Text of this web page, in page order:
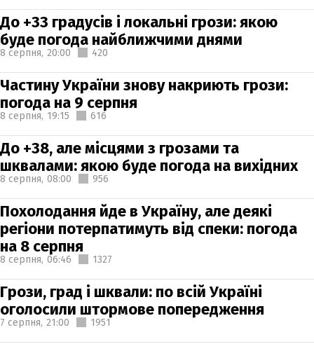
До +33 градусів і локальні грози: якою
буде погода найближчими днями
8 серпня, 20:00 420
Частину України знову накриють грози:
погода на 9 серпня
8 серпня, 19:15 616
До +38, але місцями з грозами та
шквалами: якою буде погода на вихідних
8 серпня, 08:00 956
Похолодання йде в Україну, але деякі
регіони потерпатимуть від спеки: погода
на 8 серпня
8 серпня, 06:46 1327
Грози, град і шквали: по всій Україні
оголосили штормове попередження
7 серпня, 21:00 1951